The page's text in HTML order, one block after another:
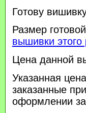
Готову
Размер
вышивки этого
Цена данной
Указанная
заказанные
оформлении